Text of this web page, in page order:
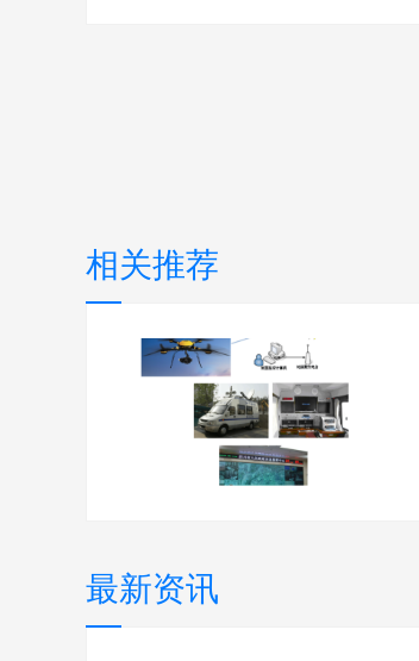
相关推荐
最新资讯